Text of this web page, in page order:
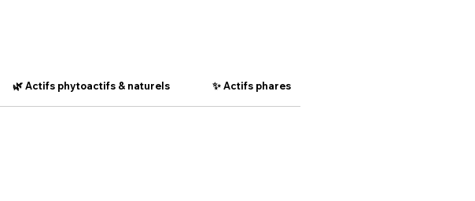
🌿 Actifs phytoactifs & naturels ✨ Actifs phares